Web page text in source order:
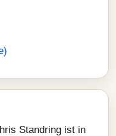
Standring ist in